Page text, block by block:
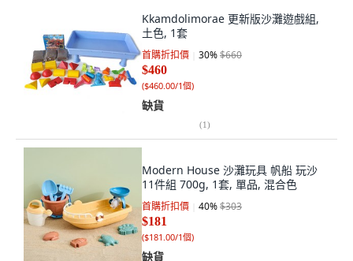
Kkamdolimorae 更新版沙灘遊戲組,
土色, 1套
首購折扣價 30%$660
$460
($460.00/1個)
缺貨
(1)
Modern House 沙灘玩具 帆船 玩沙
11件組 700g, 1套, 單品, 混合色
首購折扣價 40%$303
$181
($181.00/1個)
缺貨